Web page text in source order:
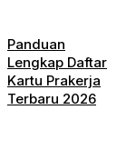
Panduan
Lengkap Daftar
Kartu Prakerja
Terbaru 2026